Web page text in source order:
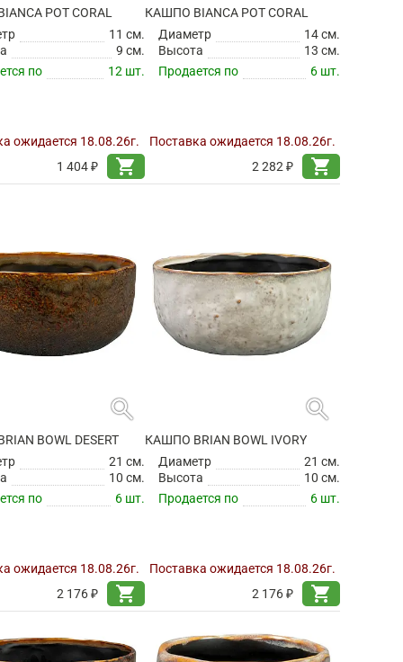
POT CORAL
11 см.
9 см.
по
12 шт.
ожидается 18.08.26г.
1 404 ₽
shopping_cart
КАШПО BIANCA POT CORAL
Диаметр
14 см.
Высота
13 см.
Продается по
6 шт.
Поставка ожидается 18.08.26г.
2 282 ₽
shopping_cart
search
BOWL DESERT
21 см.
10 см.
по
6 шт.
ожидается 18.08.26г.
2 176 ₽
shopping_cart
search
КАШПО BRIAN BOWL IVORY
Диаметр
21 см.
Высота
10 см.
Продается по
6 шт.
Поставка ожидается 18.08.26г.
2 176 ₽
shopping_cart